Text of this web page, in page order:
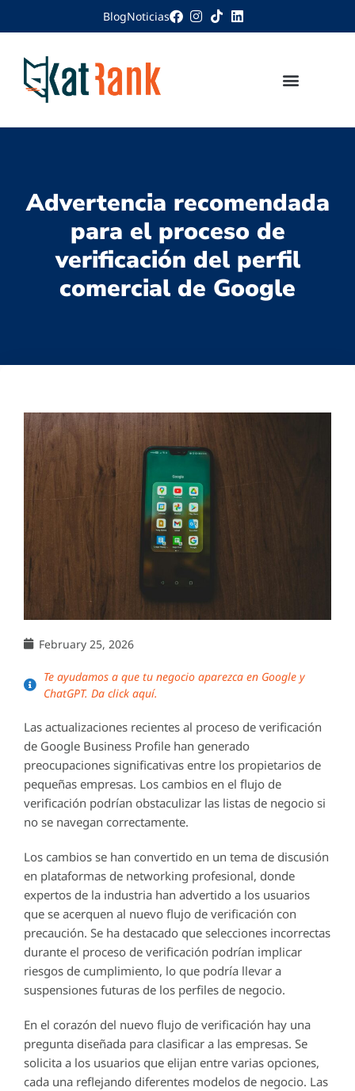
BlogNoticias
Advertencia recomendada
para el proceso de
verificación del perfil
comercial de Google
February 25, 2026
Te ayudamos a que tu negocio aparezca en Google y
ChatGPT. Da click aquí.
Las actualizaciones recientes al proceso de verificación
de Google Business Profile han generado
preocupaciones significativas entre los propietarios de
pequeñas empresas. Los cambios en el flujo de
verificación podrían obstaculizar las listas de negocio si
no se navegan correctamente.
Los cambios se han convertido en un tema de discusión
en plataformas de networking profesional, donde
expertos de la industria han advertido a los usuarios
que se acerquen al nuevo flujo de verificación con
precaución. Se ha destacado que selecciones incorrectas
durante el proceso de verificación podrían implicar
riesgos de cumplimiento, lo que podría llevar a
suspensiones futuras de los perfiles de negocio.
En el corazón del nuevo flujo de verificación hay una
pregunta diseñada para clasificar a las empresas. Se
solicita a los usuarios que elijan entre varias opciones,
cada una reflejando diferentes modelos de negocio. Las